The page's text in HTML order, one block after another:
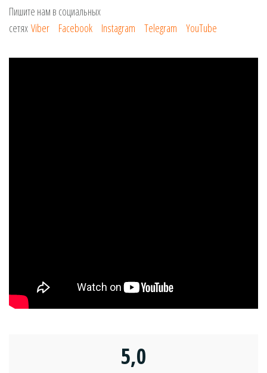
Пишите нам в социальных
сетях Viber Facebook Instagram Telegram YouTube
5,0